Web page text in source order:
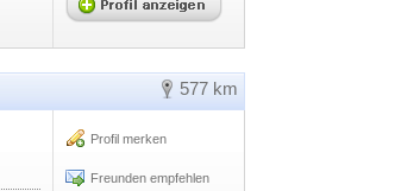
577 km
Profil merken
Freunden empfehlen